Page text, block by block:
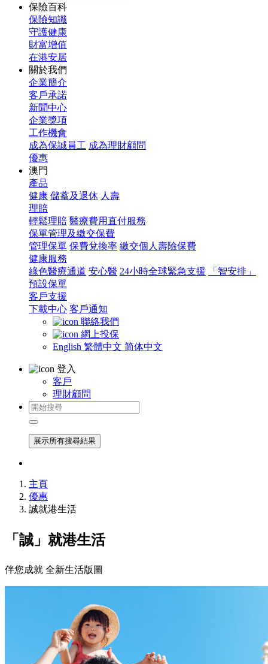
保險百科
保險知識
守護健康
財富增值
在港安居
關於我們
企業簡介
客戶承諾
新聞中心
企業獎項
工作機會
成為保誠員工 成為理財顧問
優惠
澳門
產品
健康 儲蓄及退休 人壽
理賠
輕鬆理賠 醫療費用直付服務
保單管理及繳交保費
管理保單 保費兌換率 繳交個人壽險保費
健康服務
綠色醫療通道 安心醫 24小時全球緊急支援
「智安排」
預設保單
客戶支援
下載中心 客戶通知
聯絡我們
網上投保
English 繁體中文 简体中文
登入
客戶
理財顧問
展示所有搜尋結果
主頁
優惠
誠就港生活
「誠」就港生活
伴您成就 全新生活版圖